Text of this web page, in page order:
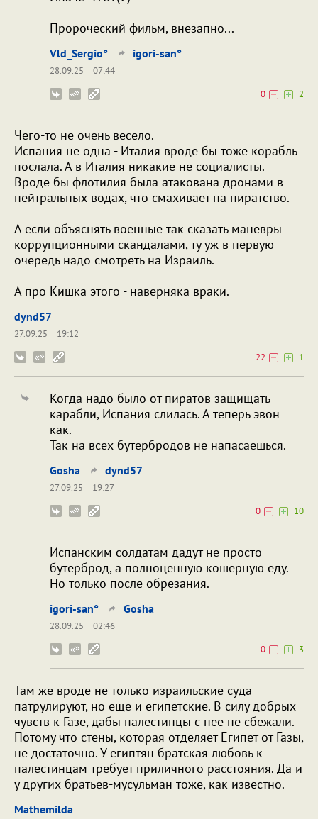
Пророческий фильм, внезапно...
Vld_Sergio° igori-san°
28.09.25
07:44
0
2
Чего-то не очень весело.
Испания не одна - Италия вроде бы тоже корабль
послала. А в Италия никакие не социалисты.
Вроде бы флотилия была атакована дронами в
нейтральных водах, что смахивает на пиратство.
А если объяснять военные так сказать маневры
коррупционными скандалами, ту уж в первую
очередь надо смотреть на Израиль.
А про Кишка этого - наверняка враки.
dynd57
27.09.25
19:12
22
1
Когда надо было от пиратов защищать
карабли, Испания слилась. А теперь эвон
как.
Так на всех бутербродов не напасаешься.
Gosha dynd57
27.09.25
19:27
0
10
Испанским солдатам дадут не просто
бутерброд, а полноценную кошерную еду.
Но только после обрезания.
igori-san° Gosha
28.09.25
02:46
0
3
Там же вроде не только израильские суда
патрулируют, но еще и египетские. В силу добрых
чувств к Газе, дабы палестинцы с нее не сбежали.
Потому что стены, которая отделяет Египет от Газы,
не достаточно. У египтян братская любовь к
палестинцам требует приличного расстояния. Да и
у других братьев-мусульман тоже, как известно.
Mathemilda